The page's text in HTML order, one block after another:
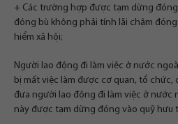
+ Các trường hợp được tạm dừng
đóng bù không phải tính lãi chậm
hiểm xã hội;
Người lao động đi làm việc ở nước
bị mất việc làm được cơ quan, tổ chức,
đưa người lao động đi làm việc ở nước
này được tạm dừng đóng vào quỹ hưu